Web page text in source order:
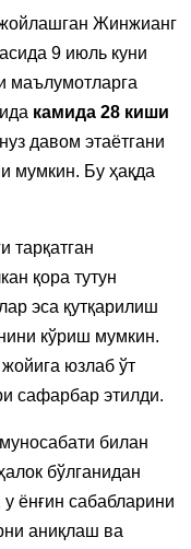
Жинжианг
9 июль куни
маълумотларга
камида 28 киши
давом этаётгани
мумкин. Бу ҳақда
тарқатган
қора тутун
эса қутқарилиш
кўриш мумкин.
юзлаб ўт
сафарбар этилди.
билан
бўлганидан
ёнғин сабабларини
аниқлаш ва